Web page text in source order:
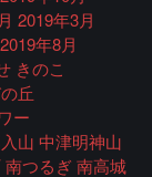
2019年3月
2019年8月
きのこ
丘
ー
山 中津明神山
南つるぎ 南高城